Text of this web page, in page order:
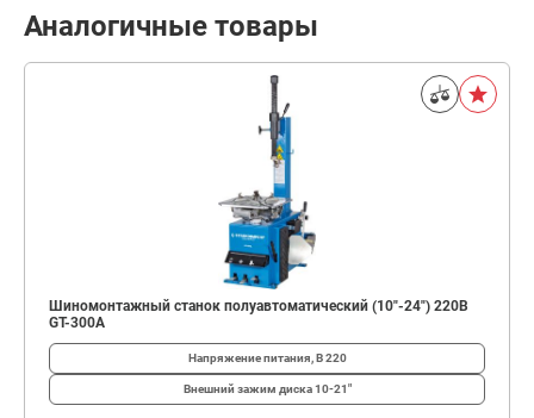
Аналогичные товары
Шиномонтажный станок полуавтоматический (10"-24") 220В
GT-300A
Напряжение питания, В220
Внешний зажим диска10-21"